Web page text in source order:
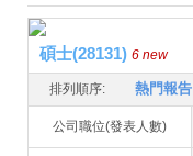
碩士(28131) 6 new
排列順序: 熱門報告
公司職位(發表人數)